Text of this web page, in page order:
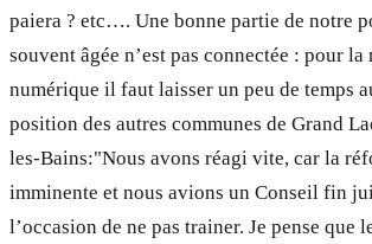
paiera ? etc…. Une bonne partie de notre
souvent âgée n’est pas connectée : pour
numérique il faut laisser un peu de temps
position des autres communes de Grand
les-Bains:"Nous avons réagi vite, car la
imminente et nous avions un Conseil fin
l’occasion de ne pas trainer. Je pense que